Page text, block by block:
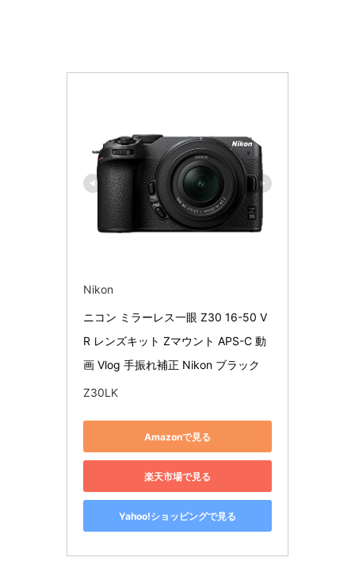
Nikon
ニコン ミラーレス一眼 Z30 16-50 V
R レンズキット Zマウント APS-C 動
画 Vlog 手振れ補正 Nikon ブラック
Z30LK
Amazonで見る
楽天市場で見る
Yahoo!ショッピングで見る